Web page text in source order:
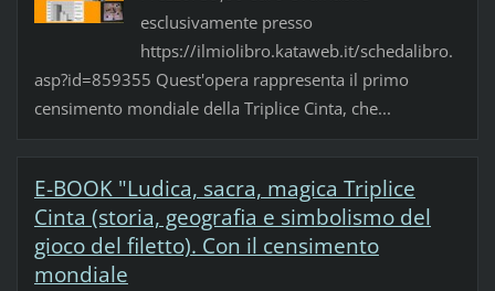
esclusivamente presso
https://ilmiolibro.kataweb.it/schedalibro.
asp?id=859355 Quest'opera rappresenta il primo
censimento mondiale della Triplice Cinta, che...
E-BOOK "Ludica, sacra, magica Triplice
Cinta (storia, geografia e simbolismo del
gioco del filetto). Con il censimento
mondiale